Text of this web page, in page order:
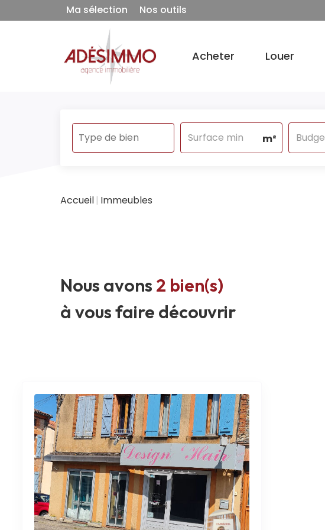
Ma sélection Nos outils
Acheter Louer
m²
Accueil Immeubles
Nous avons 2 bien(s)
à vous faire découvrir